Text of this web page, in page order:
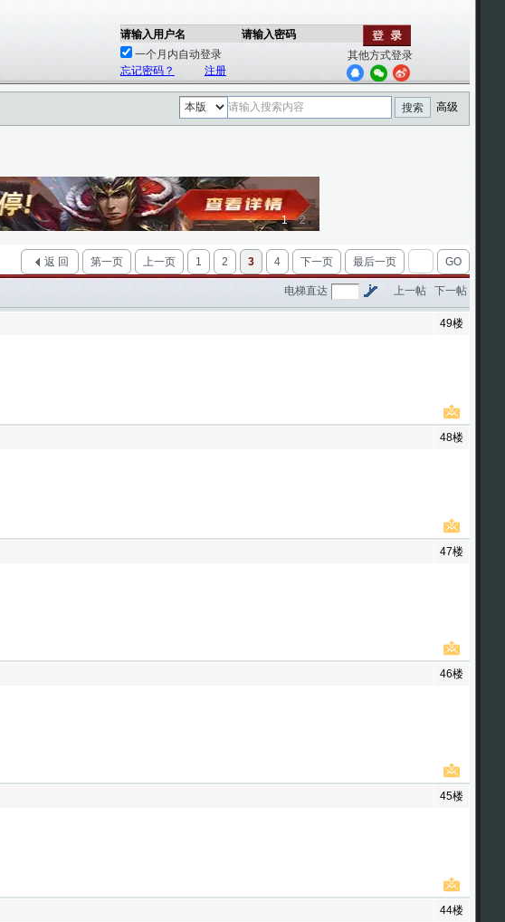
请输入用户名
请输入密码
一个月内自动登录
忘记密码？
注册
其他方式登录
搜索 高级
1 2
第一页 上一页 1 2 3 4 下一页 最后一页 GO
返 回
上一帖 下一帖
电梯直达
49楼
48楼
47楼
46楼
45楼
44楼